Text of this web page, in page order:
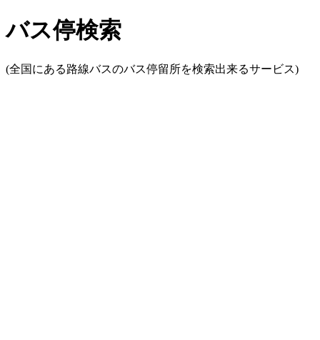
バス停検索
(全国にある路線バスのバス停留所を検索出来るサービス)